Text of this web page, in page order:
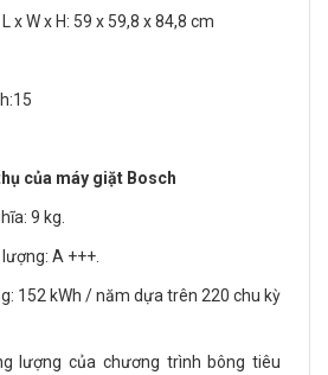
x W x H: 59 x 59,8 x 84,8 cm
của máy giặt Bosch
9 kg.
A +++.
152 kWh / năm dựa trên 220 chu kỳ
lượng của chương trình bông tiêu